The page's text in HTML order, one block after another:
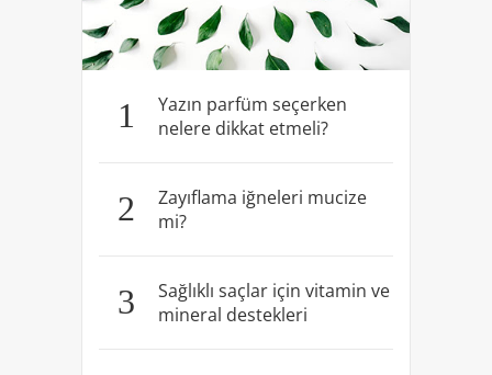
1
Yazın parfüm seçerken
nelere dikkat etmeli?
2
Zayıflama iğneleri mucize
mi?
3
Sağlıklı saçlar için vitamin ve
mineral destekleri